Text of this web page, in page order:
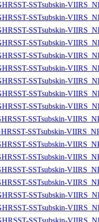
SSTsubskin-
SSTsubskin-
SSTsubskin-
SSTsubskin-
SSTsubskin-
SSTsubskin-
SSTsubskin-
SSTsubskin-
SSTsubskin-
SSTsubskin-
SSTsubskin-
SSTsubskin-
SSTsubskin-
SSTsubskin-
SSTsubskin-
SSTsubskin-
SSTsubskin-